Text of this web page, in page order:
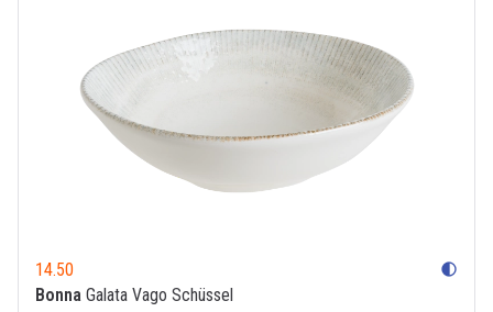
14.50 contrast
Bonna Galata Vago Schüssel